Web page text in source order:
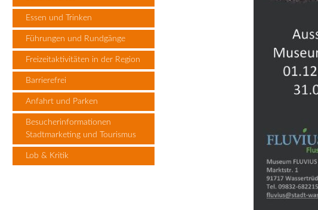
Essen und Trinken
Führungen und Rundgänge
Freizeitaktivitäten in der Region
Barrierefrei
Anfahrt und Parken
Besucherinformationen
Stadtmarketing und Tourismus
Lob & Kritik